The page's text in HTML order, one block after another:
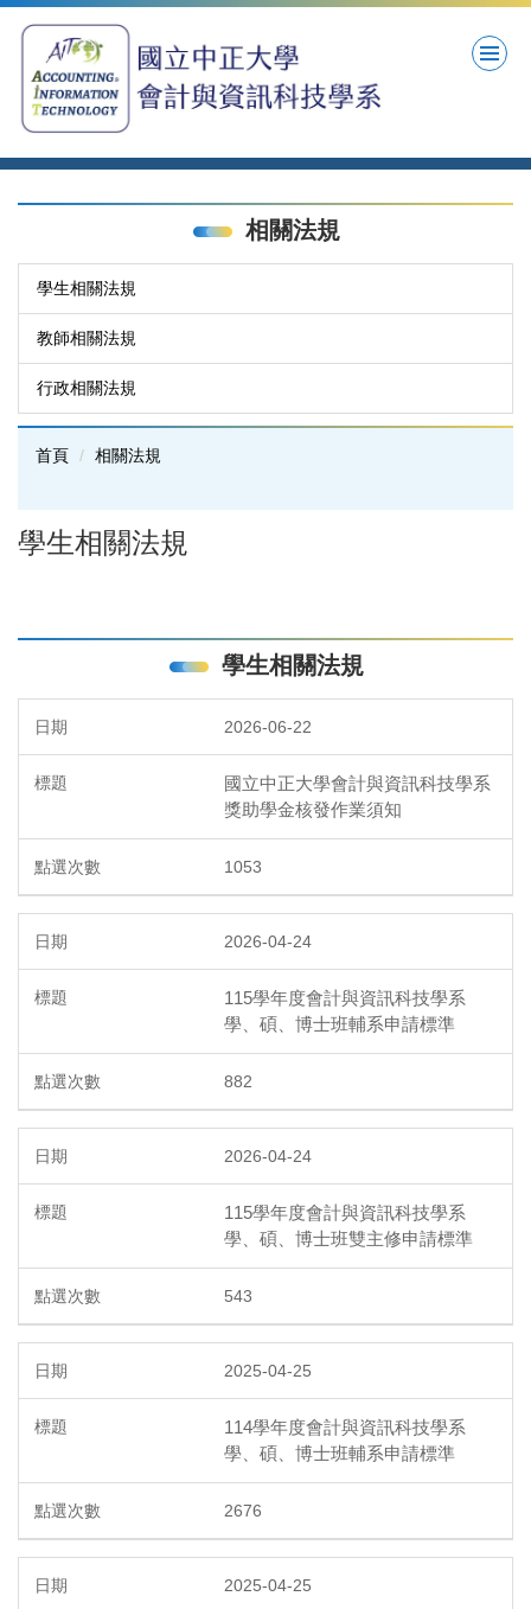
到
區
相關法規
學生相關法規
教師相關法規
行政相關法規
首頁 相關法規
學生相關法規
學生相關法規
2026-06-22
國立中正大學會計與資訊科技學系
獎助學金核發作業須知
1053
2026-04-24
115學年度會計與資訊科技學系
學、碩、博士班輔系申請標準
882
2026-04-24
115學年度會計與資訊科技學系
學、碩、博士班雙主修申請標準
543
2025-04-25
114學年度會計與資訊科技學系
學、碩、博士班輔系申請標準
2676
2025-04-25